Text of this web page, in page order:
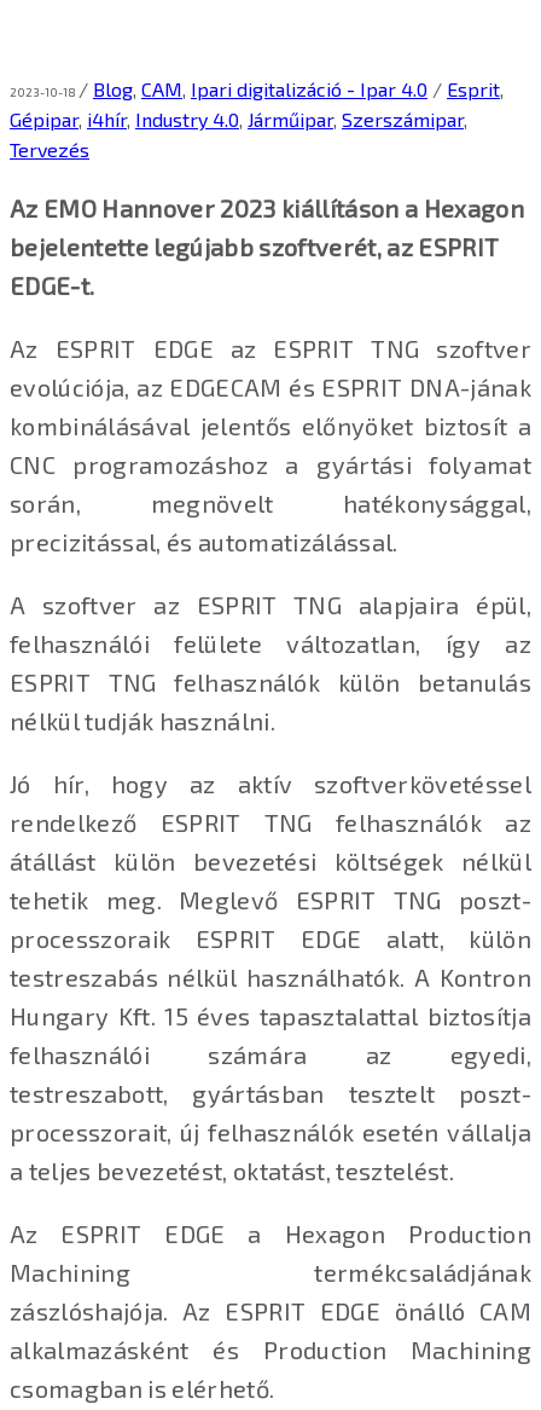
2023-10-18 / Blog, CAM, Ipari digitalizáció - Ipar 4.0 / Esprit,
Gépipar, i4hír, Industry 4.0, Járműipar, Szerszámipar,
Tervezés
Az EMO Hannover 2023 kiállításon a Hexagon
bejelentette legújabb szoftverét, az ESPRIT
EDGE-t.
Az ESPRIT EDGE az ESPRIT TNG szoftver
evolúciója, az EDGECAM és ESPRIT DNA-jának
kombinálásával jelentős előnyöket biztosít a
CNC programozáshoz a gyártási folyamat
során, megnövelt hatékonysággal,
precizitással, és automatizálással.
A szoftver az ESPRIT TNG alapjaira épül,
felhasználói felülete változatlan, így az
ESPRIT TNG felhasználók külön betanulás
nélkül tudják használni.
Jó hír, hogy az aktív szoftverkövetéssel
rendelkező ESPRIT TNG felhasználók az
átállást külön bevezetési költségek nélkül
tehetik meg. Meglevő ESPRIT TNG poszt-
processzoraik ESPRIT EDGE alatt, külön
testreszabás nélkül használhatók. A Kontron
Hungary Kft. 15 éves tapasztalattal biztosítja
felhasználói számára az egyedi,
testreszabott, gyártásban tesztelt poszt-
processzorait, új felhasználók esetén vállalja
a teljes bevezetést, oktatást, tesztelést.
Az ESPRIT EDGE a Hexagon Production
Machining termékcsaládjának
zászlóshajója. Az ESPRIT EDGE önálló CAM
alkalmazásként és Production Machining
csomagban is elérhető.